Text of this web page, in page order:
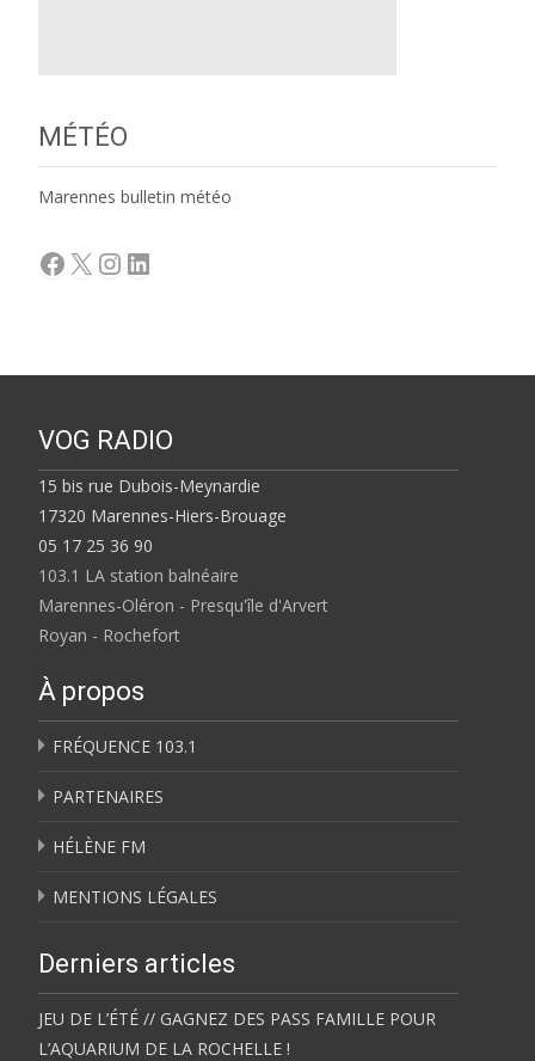
MÉTÉO
Marennes bulletin météo
Facebook
X Instagram
LinkedIn
VOG RADIO
15 bis rue Dubois-Meynardie
17320 Marennes-Hiers-Brouage
05 17 25 36 90
103.1 LA station balnéaire
Marennes-Oléron - Presqu'île d'Arvert
Royan - Rochefort
À propos
FRÉQUENCE 103.1
PARTENAIRES
HÉLÈNE FM
MENTIONS LÉGALES
Derniers articles
JEU DE L’ÉTÉ // GAGNEZ DES PASS FAMILLE POUR
L’AQUARIUM DE LA ROCHELLE !